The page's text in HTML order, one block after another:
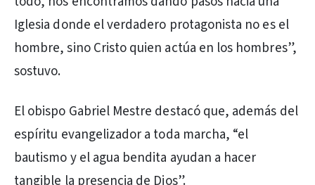
Iglesia donde el verdadero protagonista no es el
hombre, sino Cristo quien actúa en los hombres”,
sostuvo.
El obispo Gabriel Mestre destacó que, además del
espíritu evangelizador a toda marcha, “el
bautismo y el agua bendita ayudan a hacer
tangible la presencia de Dios”.